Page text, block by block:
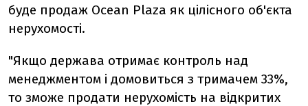
буде продаж Ocean Plaza як цілісного об'єкта
нерухомості.
"Якщо держава отримає контроль над
менеджментом і домовиться з тримачем 33%,
то зможе продати нерухомість на відкритих